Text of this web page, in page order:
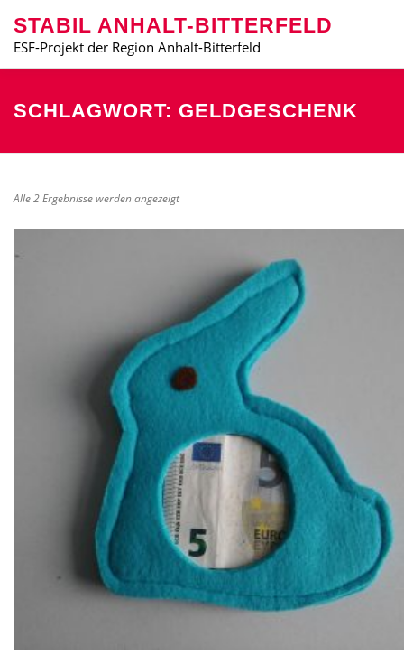
Inhalt
springen
STABIL ANHALT-BITTERFELD
ESF-Projekt der Region Anhalt-Bitterfeld
DAS PROJEKT STABIL BLOG
SCHLAGWORT: GELDGESCHENK
Alle 2 Ergebnisse werden angezeigtN
c
u
a
t
s
o
r
t
i
e
r